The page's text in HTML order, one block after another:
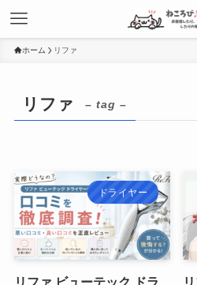
ホーム リファ
リファ – tag –
ドライヤー
リファ ビューテック ドラ